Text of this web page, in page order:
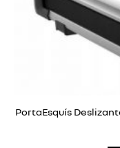
PortaEsquís